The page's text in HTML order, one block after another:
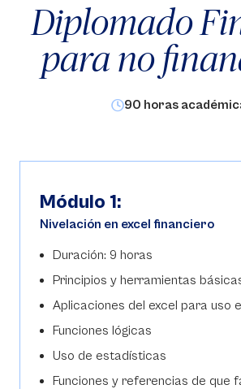
Diplomado
para no
90 horas
Módulo 1:
Nivelación en excel financiero
Duración: 9 horas
Principios y herramientas
Aplicaciones del excel para uso
Funciones lógicas
Uso de estadísticas
Funciones y referencias de que